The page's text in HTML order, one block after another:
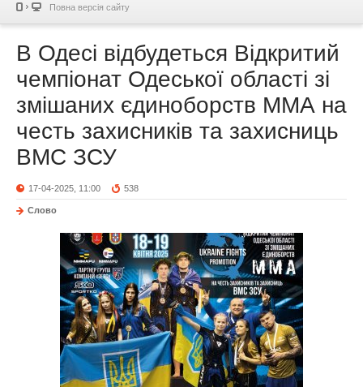
Повна версія сайту
В Одесі відбудеться Відкритий
чемпіонат Одеської області зі
змішаних єдиноборств ММА на
честь захисників та захисниць
ВМС ЗСУ
17-04-2025, 11:00 538
Слово